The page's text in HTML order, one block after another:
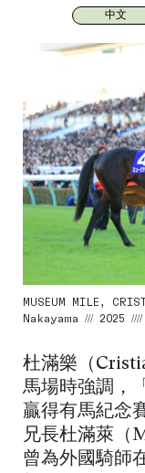
中文
MUSEUM MILE,
Nakayama /// 2025
杜滿樂（
馬場時強調，
贏得有馬紀念
兄長杜滿萊（
曾為外國騎師